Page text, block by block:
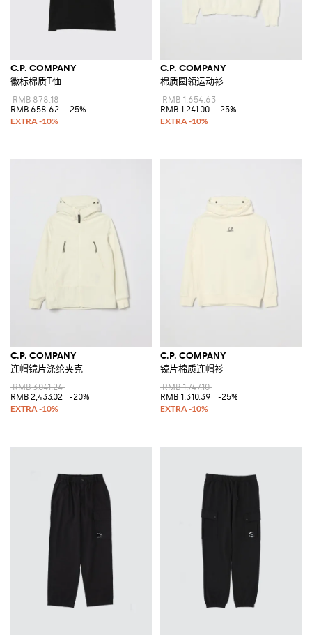
C.P. COMPANY
徽标棉质T恤
RMB 878.18
RMB 658.62
-25%
C.P. COMPANY
棉质圆领运动衫
RMB 1,654.63
RMB 1,241.00
-25%
C.P. COMPANY
连帽镜片涤纶夹克
RMB 3,041.24
RMB 2,433.02
-20%
C.P. COMPANY
镜片棉质连帽衫
RMB 1,747.10
RMB 1,310.39
-25%